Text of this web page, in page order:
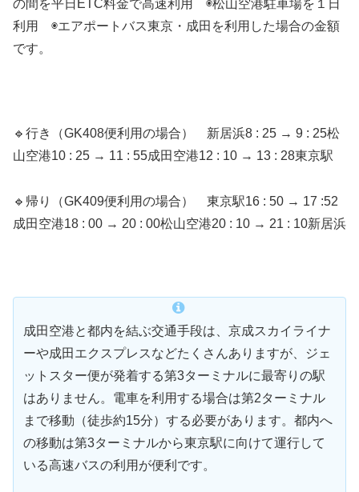
の間を平日ETC料金で高速利用 ◉松山空港駐車場を１日
利用 ◉エアポートバス東京・成田を利用した場合の金額
です。
🔹行き（GK408便利用の場合） 新居浜8 : 25 → 9 : 25松
山空港10 : 25 → 11 : 55成田空港12 : 10 → 13 : 28東京駅
🔹帰り（GK409便利用の場合） 東京駅16 : 50 → 17 :52
成田空港18 : 00 → 20 : 00松山空港20 : 10 → 21 : 10新居浜
成田空港と都内を結ぶ交通手段は、京成スカイライナ
ーや成田エクスプレスなどたくさんありますが、ジェ
ットスター便が発着する第3ターミナルに最寄りの駅
はありません。電車を利用する場合は第2ターミナル
まで移動（徒歩約15分）する必要があります。都内へ
の移動は第3ターミナルから東京駅に向けて運行して
いる高速バスの利用が便利です。